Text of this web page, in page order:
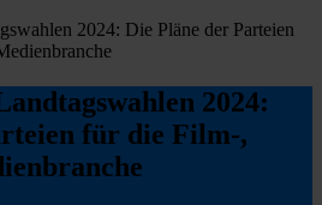
2024: Die Pläne der Parteien
2024:
für die Film-,